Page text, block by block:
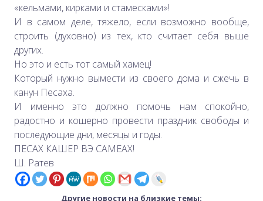
«кельмами, кирками и стамесками»!
И в самом деле, тяжело, если возможно вообще,
строить (духовно) из тех, кто считает себя выше
других.
Но это и есть тот самый хамец!
Который нужно вымести из своего дома и сжечь в
канун Песаха.
И именно это должно помочь нам спокойно,
радостно и кошерно провести праздник свободы и
последующие дни, месяцы и годы.
ПЕСАХ КАШЕР ВЭ САМЕАХ!
Ш. Ратев
Другие новости на близкие темы: